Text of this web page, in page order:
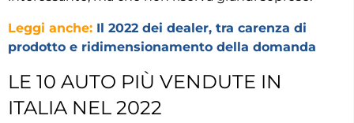
Leggi anche: Il 2022 dei dealer, tra carenza di
prodotto e ridimensionamento della domanda
LE 10 AUTO PIÙ VENDUTE IN
ITALIA NEL 2022